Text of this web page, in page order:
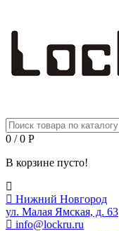
0 / 0 Р
В корзине пусто!
Нижний Новгород
ул. Малая Ямская, д. 63
info@lockru.ru